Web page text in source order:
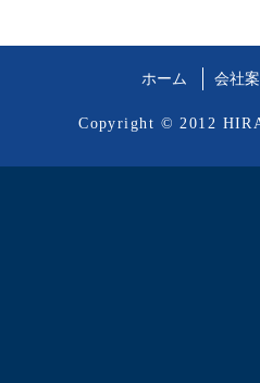
ホーム 会社
Copyright © 2012